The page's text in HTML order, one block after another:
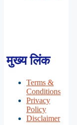
मुख्य लिंक
Terms &
Conditions
Privacy
Policy
Disclaimer